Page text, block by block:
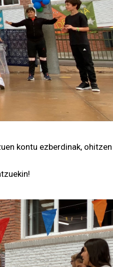
kontu ezberdinak, ohitzen